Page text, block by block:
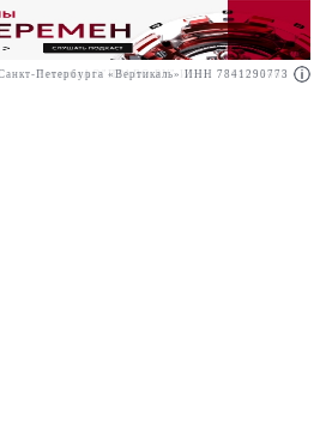
РекламаАО"ПРАВО.РУ" ИНН: 7708095468
Петербурга «Вертикаль» ИНН 7841290773